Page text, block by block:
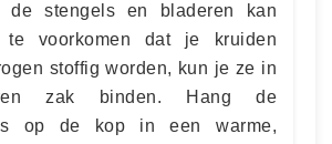
de stengels en bladeren kan
te voorkomen dat je kruiden
stoffig worden, kun je ze in
zak binden. Hang de
op de kop in een warme,